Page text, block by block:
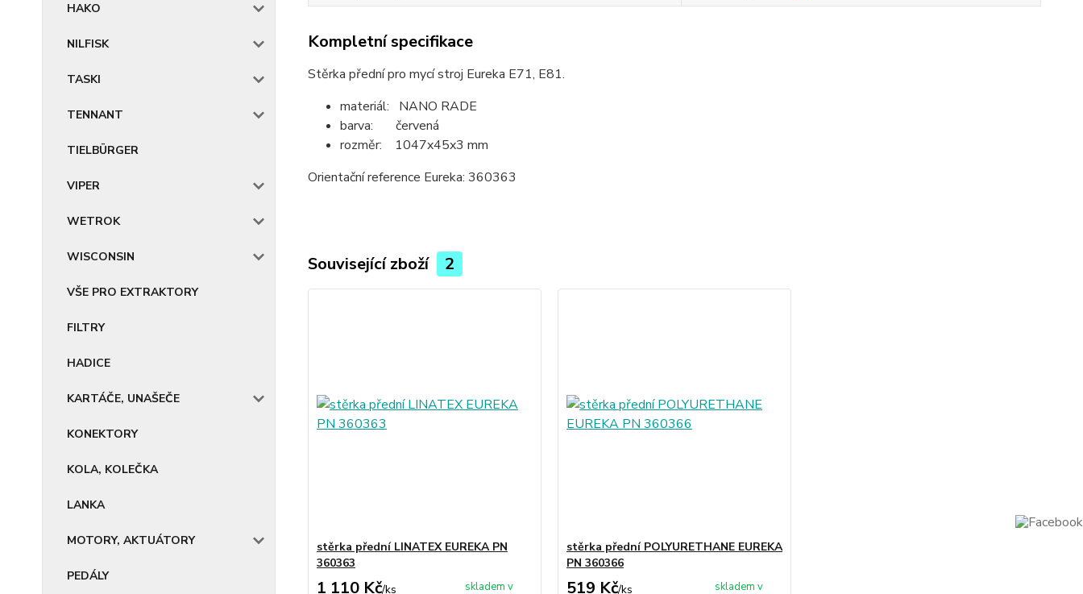
HAKO
NILFISK
TASKI
TENNANT
TIELBÜRGER
VIPER
WETROK
WISCONSIN
VŠE PRO EXTRAKTORY
FILTRY
HADICE
KARTÁČE, UNAŠEČE
KONEKTORY
KOLA, KOLEČKA
LANKA
MOTORY, AKTUÁTORY
PEDÁLY
Kompletní specifikace
Stěrka přední pro mycí stroj Eureka E71, E81.
materiál: NANO RADE
barva: červená
rozměr: 1047x45x3 mm
Orientační reference Eureka: 360363
Související zboží 2
stěrka přední LINATEX EUREKA PN
360363
1 110 Kč/ks skladem v
stěrka přední POLYURETHANE EUREKA
PN 360366
519 Kč/ks skladem v